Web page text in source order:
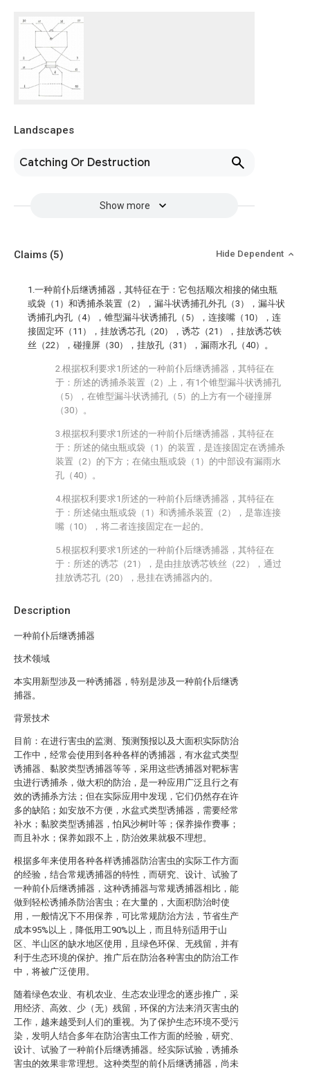
Landscapes
Catching Or Destruction
Show more
Description
一种前仆后继诱捕器
技术领域
本实用新型涉及一种诱捕器，特别是涉及一种前仆后继诱
捕器。
背景技术
目前：在进行害虫的监测、预测预报以及大面积实际防治
工作中，经常会使用到各种各样的诱捕器，有水盆式类型
诱捕器、黏胶类型诱捕器等等，采用这些诱捕器对靶标害
虫进行诱捕杀，做大积的防治，是一种应用广泛且行之有
效的诱捕杀方法；但在实际应用中发现，它们仍然存在许
多的缺陷；如安放不方便，水盆式类型诱捕器，需要经常
补水；黏胶类型诱捕器，怕风沙树叶等；保养操作费事；
而且补水；保养如跟不上，防治效果就极不理想。
根据多年来使用各种各样诱捕器防治害虫的实际工作方面
的经验，结合常规诱捕器的特性，而研究、设计、试验了
一种前仆后继诱捕器，这种诱捕器与常规诱捕器相比，能
做到轻松诱捕杀防治害虫；在大量的，大面积防治时使
用，一般情况下不用保养，可比常规防治方法，节省生产
成本95%以上，降低用工90%以上，而且特别适用于山
区、半山区的缺水地区使用，且绿色环保、无残留，并有
利于生态环境的保护。推广后在防治各种害虫的防治工作
中，将被广泛使用。
随着绿色农业、有机农业、生态农业理念的逐步推广，采
用经济、高效、少（无）残留，环保的方法来消灭害虫的
工作，越来越受到人们的重视。为了保护生态环境不受污
染，发明人结合多年在防治害虫工作方面的经验，研究、
设计、试验了一种前仆后继诱捕器。经实际试验，诱捕杀
害虫的效果非常理想。这种类型的前仆后继诱捕器，尚未
Claims (5) Hide Dependent
1.一种前仆后继诱捕器，其特征在于：它包括顺次相接的储虫瓶
或袋（1）和诱捕杀装置（2），漏斗状诱捕孔外孔（3），漏斗状
诱捕孔内孔（4），锥型漏斗状诱捕孔（5），连接嘴（10），连
接固定环（11），挂放诱芯孔（20），诱芯（21），挂放诱芯铁
丝（22），碰撞屏（30），挂放孔（31），漏雨水孔（40）。
2.根据权利要求1所述的一种前仆后继诱捕器，其特征在
于：所述的诱捕杀装置（2）上，有1个锥型漏斗状诱捕孔
（5），在锥型漏斗状诱捕孔（5）的上方有一个碰撞屏
（30）。
3.根据权利要求1所述的一种前仆后继诱捕器，其特征在
于：所述的储虫瓶或袋（1）的装置，是连接固定在诱捕杀
装置（2）的下方；在储虫瓶或袋（1）的中部设有漏雨水
孔（40）。
4.根据权利要求1所述的一种前仆后继诱捕器，其特征在
于：所述储虫瓶或袋（1）和诱捕杀装置（2），是靠连接
嘴（10），将二者连接固定在一起的。
5.根据权利要求1所述的一种前仆后继诱捕器，其特征在
于：所述的诱芯（21），是由挂放诱芯铁丝（22），通过
挂放诱芯孔（20），悬挂在诱捕器内的。